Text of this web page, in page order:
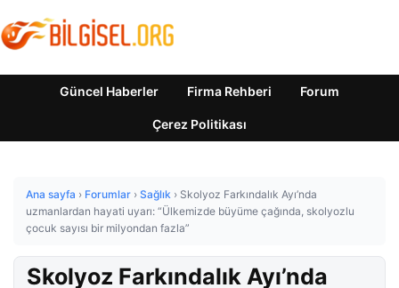
Güncel Haberler Firma Rehberi Forum
Çerez Politikası
Ana sayfa › Forumlar › Sağlık › Skolyoz Farkındalık Ayı’nda
uzmanlardan hayati uyarı: “Ülkemizde büyüme çağında, skolyozlu
çocuk sayısı bir milyondan fazla”
Skolyoz Farkındalık Ayı’nda